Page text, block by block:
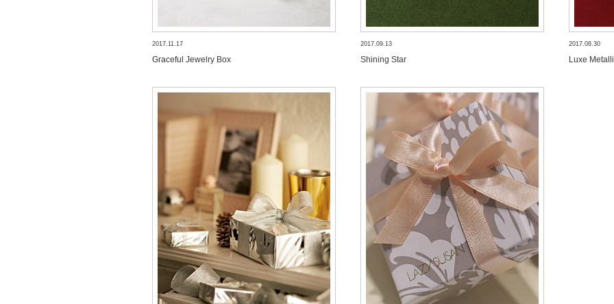
2017.11.17
Graceful Jewelry Box
2017.09.13
Shining Star
2017.08.30
Luxe